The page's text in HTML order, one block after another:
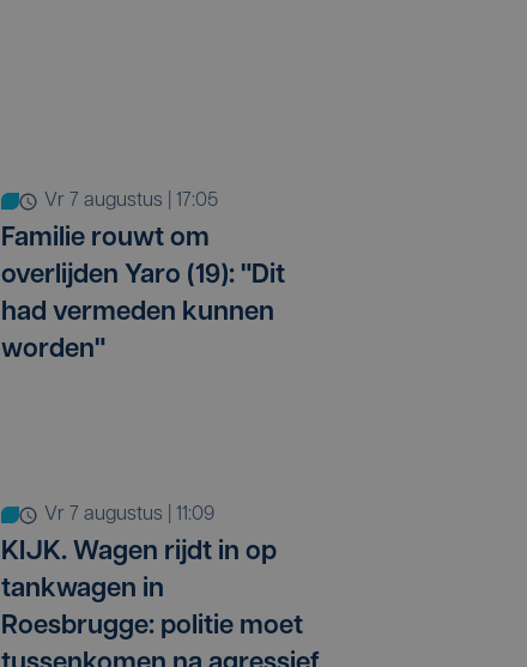
vr 7 augustus | 17:05
Familie rouwt om
overlijden Yaro (19): "Dit
had vermeden kunnen
worden"
vr 7 augustus | 11:09
KIJK. Wagen rijdt in op
tankwagen in
Roesbrugge: politie moet